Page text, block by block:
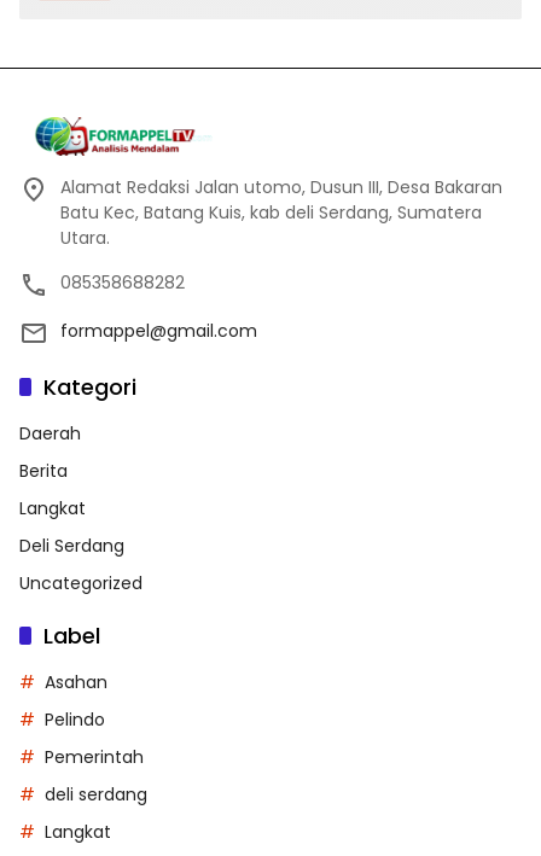
Alamat Redaksi Jalan utomo, Dusun III, Desa Bakaran
Batu Kec, Batang Kuis, kab deli Serdang, Sumatera
Utara.
085358688282
formappel@gmail.com
Kategori
Daerah
Berita
Langkat
Deli Serdang
Uncategorized
Label
Asahan
Pelindo
Pemerintah
deli serdang
Langkat